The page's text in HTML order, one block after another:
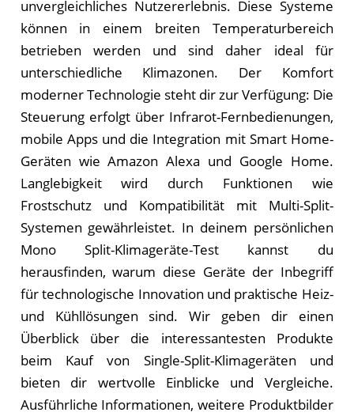
unvergleichliches Nutzererlebnis. Diese Systeme
können in einem breiten Temperaturbereich
betrieben werden und sind daher ideal für
unterschiedliche Klimazonen. Der Komfort
moderner Technologie steht dir zur Verfügung: Die
Steuerung erfolgt über Infrarot-Fernbedienungen,
mobile Apps und die Integration mit Smart Home-
Geräten wie Amazon Alexa und Google Home.
Langlebigkeit wird durch Funktionen wie
Frostschutz und Kompatibilität mit Multi-Split-
Systemen gewährleistet. In deinem persönlichen
Mono Split-Klimageräte-Test kannst du
herausfinden, warum diese Geräte der Inbegriff
für technologische Innovation und praktische Heiz-
und Kühllösungen sind. Wir geben dir einen
Überblick über die interessantesten Produkte
beim Kauf von Single-Split-Klimageräten und
bieten dir wertvolle Einblicke und Vergleiche.
Ausführliche Informationen, weitere Produktbilder